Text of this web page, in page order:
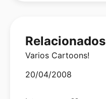
Relacionados
Varios Cartoons!
Date
20/04/2008